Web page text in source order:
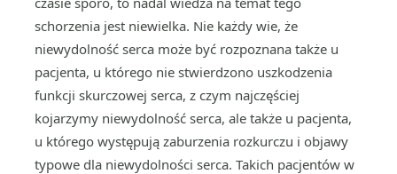
schorzenia jest niewielka. Nie każdy wie, że
niewydolność serca może być rozpoznana także u
pacjenta, u którego nie stwierdzono uszkodzenia
funkcji skurczowej serca, z czym najczęściej
kojarzymy niewydolność serca, ale także u pacjenta,
u którego występują zaburzenia rozkurczu i objawy
typowe dla niewydolności serca. Takich pacjentów w